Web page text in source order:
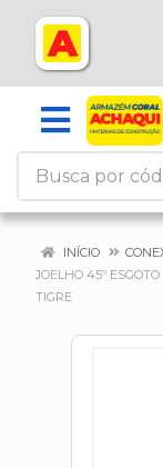
INÍCIO
JOELHO 45º
TIGRE